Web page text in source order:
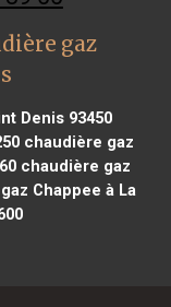
gaz
Denis 93450
chaudière gaz
chaudière gaz
Chappee à La